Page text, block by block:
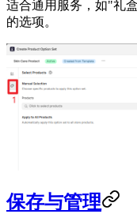
适合通用服务，如"礼
的选项。
保存与管理